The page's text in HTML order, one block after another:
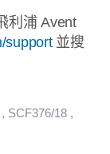
利浦 Avent
support並搜
, SCF376/18 ,